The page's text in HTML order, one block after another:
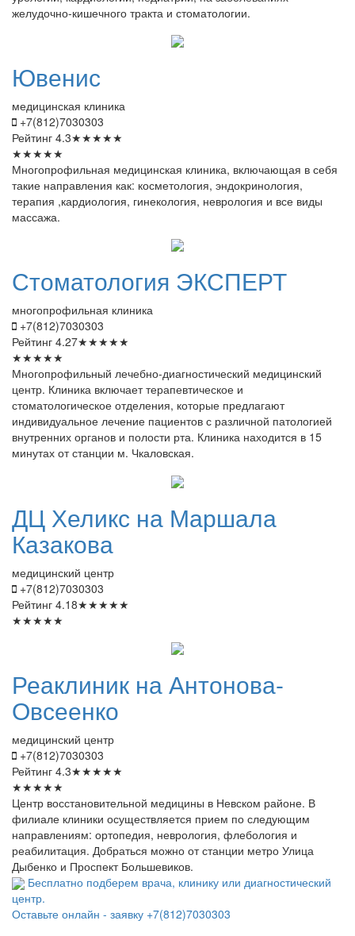
желудочно-кишечного тракта и стоматологии.
Ювенис
медицинская клиника
+7(812)7030303
Рейтинг 4.3★★★★★
★★★★★
Многопрофильная медицинская клиника, включающая в себя
такие направления как: косметология, эндокринология,
терапия ,кардиология, гинекология, неврология и все виды
массажа.
Стоматология ЭКСПЕРТ
многопрофильная клиника
+7(812)7030303
Рейтинг 4.27★★★★★
★★★★★
Многопрофильный лечебно-диагностический медицинский
центр. Клиника включает терапевтическое и
стоматологическое отделения, которые предлагают
индивидуальное лечение пациентов с различной патологией
внутренних органов и полости рта. Клиника находится в 15
минутах от станции м. Чкаловская.
ДЦ Хеликс на Маршала
Казакова
медицинский центр
+7(812)7030303
Рейтинг 4.18★★★★★
★★★★★
Реаклиник на Антонова-
Овсеенко
медицинский центр
+7(812)7030303
Рейтинг 4.3★★★★★
★★★★★
Центр восстановительной медицины в Невском районе. В
филиале клиники осуществляется прием по следующим
направлениям: ортопедия, неврология, флебология и
реабилитация. Добраться можно от станции метро Улица
Дыбенко и Проспект Большевиков.
Бесплатно подберем врача, клинику или диагностический
центр.
Оставьте онлайн - заявку +7(812)7030303